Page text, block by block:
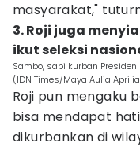
masyarakat,"
3. Roji juga
ikut seleksi
Sambo, sapi kurban
(IDN Times/Maya Aulia
Roji pun mengaku
bisa mendapat
dikurbankan di